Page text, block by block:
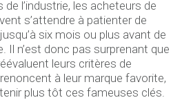
l’industrie, les acheteurs de
s’attendre à patienter de
six mois ou plus avant de
Il n’est donc pas surprenant que
leurs critères de
à leur marque favorite,
plus tôt ces fameuses clés.